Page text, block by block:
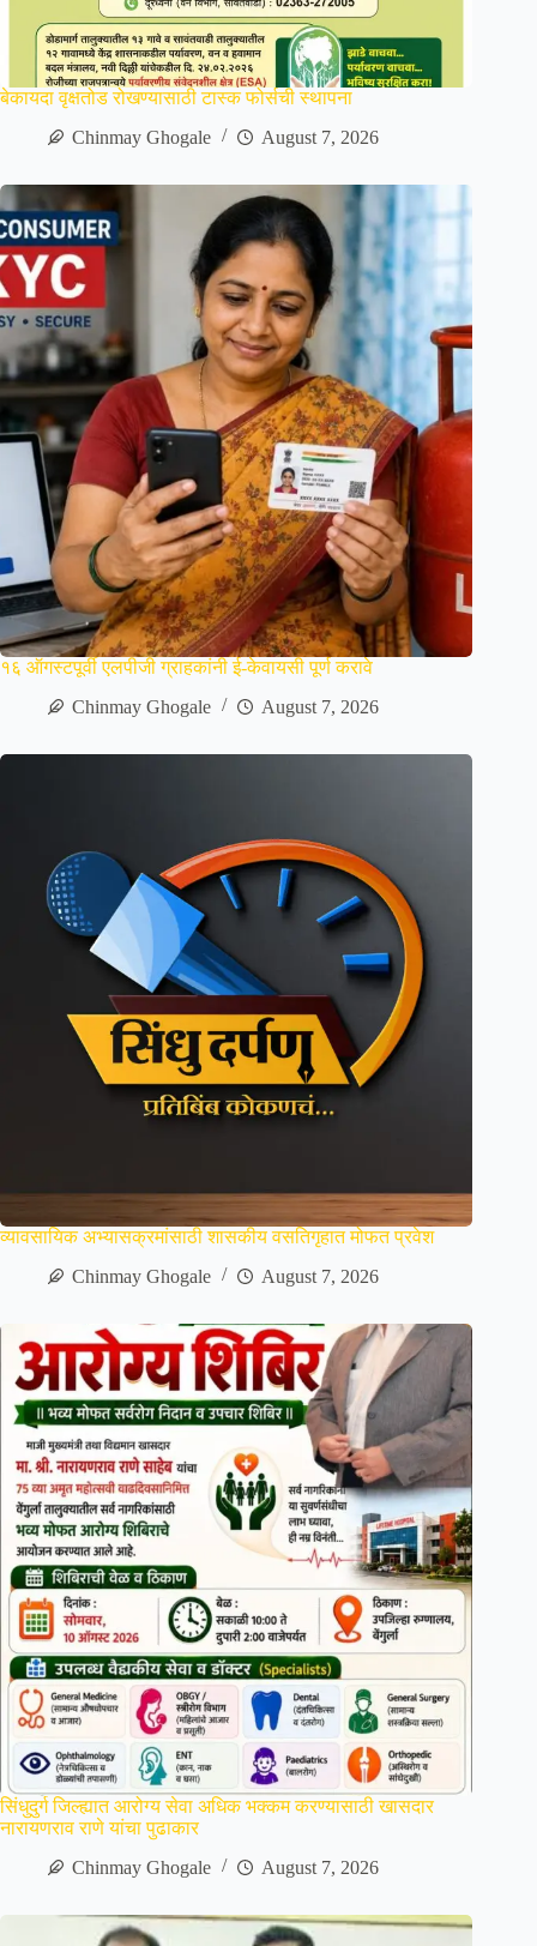
बेकायदा वृक्षतोड रोखण्यासाठी टास्क फोर्सची स्थापना
Chinmay Ghogale
August 7, 2026
१६ ऑगस्टपूर्वी एलपीजी ग्राहकांनी ई-केवायसी पूर्ण करावे
Chinmay Ghogale
August 7, 2026
व्यावसायिक अभ्यासक्रमांसाठी शासकीय वसतिगृहात मोफत प्रवेश
Chinmay Ghogale
August 7, 2026
सिंधुदुर्ग जिल्ह्यात आरोग्य सेवा अधिक भक्कम करण्यासाठी खासदार
नारायणराव राणे यांचा पुढाकार
Chinmay Ghogale
August 7, 2026